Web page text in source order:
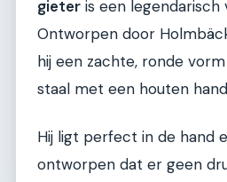
gieter is een legendarisch
Ontworpen door
hij een zachte, ronde
staal met een houten
Hij ligt perfect in de hand
ontworpen dat er geen